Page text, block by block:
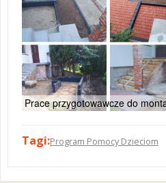
Prace przygotowawcze do
Tagi:Program Pomocy Dzieciom